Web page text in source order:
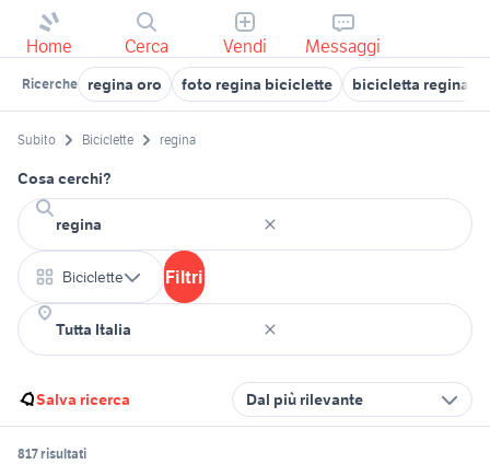
Home Cerca Vendi Messaggi
Ricerche regina oro foto regina biciclette bicicletta regina
Subito Biciclette regina
Cosa cerchi?
Biciclette Filtri
Salva ricerca Dal più rilevante
817 risultati